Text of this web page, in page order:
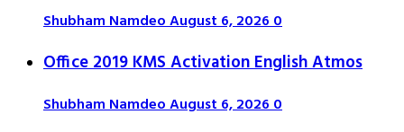
Shubham NamdeoAugust 6, 20260
Office 2019 KMS Activation English Atmos
Shubham NamdeoAugust 6, 20260